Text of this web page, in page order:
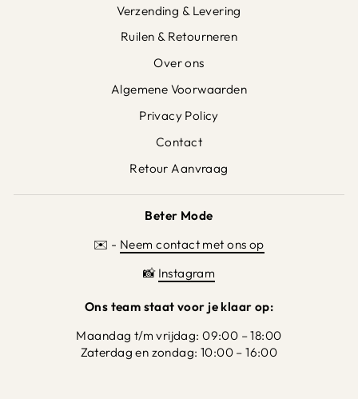
Verzending & Levering
Ruilen & Retourneren
Over ons
Algemene Voorwaarden
Privacy Policy
Contact
Retour Aanvraag
Beter Mode
✉️ - Neem contact met ons op
📸 Instagram
Ons team staat voor je klaar op:
Maandag t/m vrijdag: 09:00 – 18:00
Zaterdag en zondag: 10:00 – 16:00